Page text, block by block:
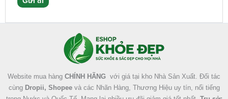
Website mua hàng CHÍNH HÃNG với giá tại kho Nhà Sản Xuất. Đối tác
cùng Dropii, Shopeevà các Nhãn Hàng, Thương Hiệu uy tín, nổi tiếng